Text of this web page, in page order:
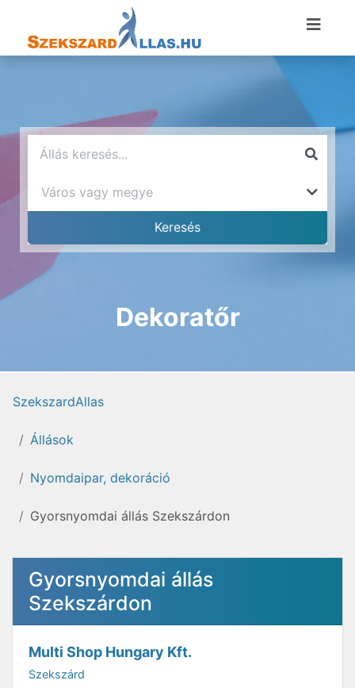
Dekoratőr
SzekszardAllas
Állások
Nyomdaipar, dekoráció
Gyorsnyomdai állás Szekszárdon
Gyorsnyomdai állás
Szekszárdon
Multi Shop Hungary Kft.
Szekszárd